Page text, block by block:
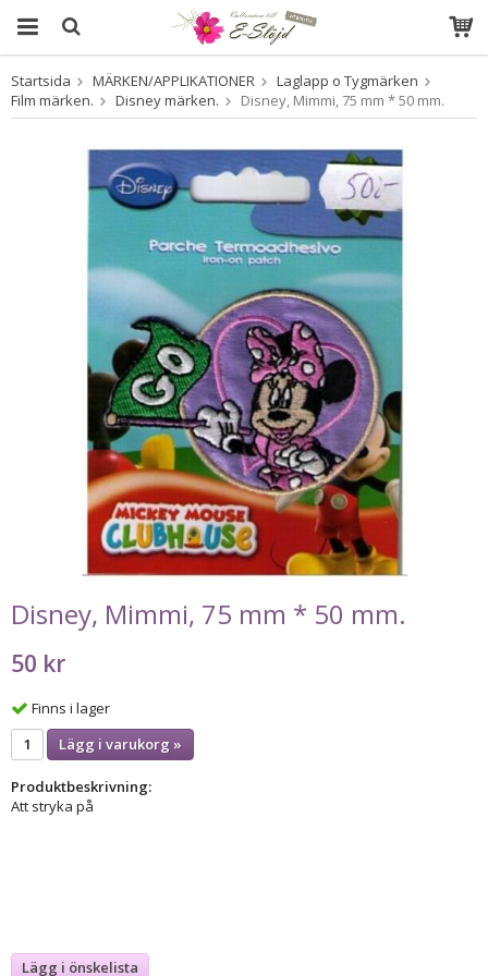
Produkten har blivit tillagd i varukorgen
Startsida MÄRKEN/APPLIKATIONER
Laglapp o Tygmärken
Film märken.
Disney märken. Disney, Mimmi, 75 mm * 50 mm.
Disney, Mimmi, 75 mm * 50 mm.
50 kr
Finns i lager
Lägg i varukorg »
Produktbeskrivning:
Att stryka på
Lägg i önskelista